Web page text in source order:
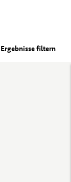
Ergebnisse filtern